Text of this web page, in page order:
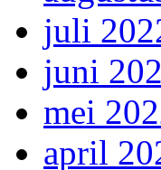
juli
juni
mei
april